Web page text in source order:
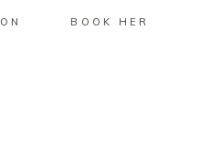
BOOK HER